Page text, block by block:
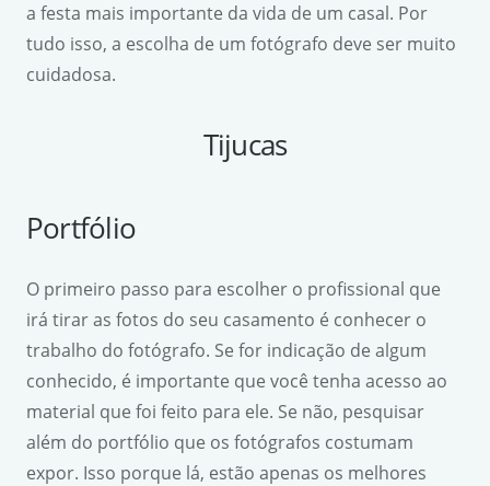
a festa mais importante da vida de um casal. Por
tudo isso, a escolha de um fotógrafo deve ser muito
cuidadosa.
Tijucas
Portfólio
O primeiro passo para escolher o profissional que
irá tirar as fotos do seu casamento é conhecer o
trabalho do fotógrafo. Se for indicação de algum
conhecido, é importante que você tenha acesso ao
material que foi feito para ele. Se não, pesquisar
além do portfólio que os fotógrafos costumam
expor. Isso porque lá, estão apenas os melhores